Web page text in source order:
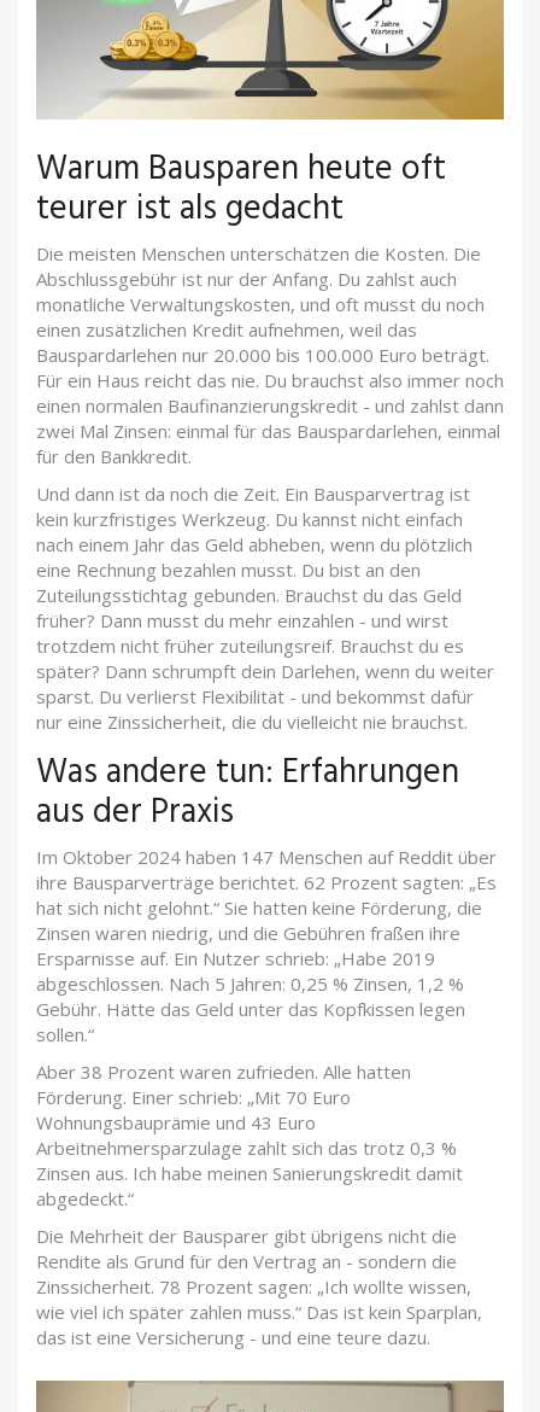
Warum Bausparen heute oft
teurer ist als gedacht
Die meisten Menschen unterschätzen die Kosten. Die
Abschlussgebühr ist nur der Anfang. Du zahlst auch
monatliche Verwaltungskosten, und oft musst du noch
einen zusätzlichen Kredit aufnehmen, weil das
Bauspardarlehen nur 20.000 bis 100.000 Euro beträgt.
Für ein Haus reicht das nie. Du brauchst also immer noch
einen normalen Baufinanzierungskredit - und zahlst dann
zwei Mal Zinsen: einmal für das Bauspardarlehen, einmal
für den Bankkredit.
Und dann ist da noch die Zeit. Ein Bausparvertrag ist
kein kurzfristiges Werkzeug. Du kannst nicht einfach
nach einem Jahr das Geld abheben, wenn du plötzlich
eine Rechnung bezahlen musst. Du bist an den
Zuteilungsstichtag gebunden. Brauchst du das Geld
früher? Dann musst du mehr einzahlen - und wirst
trotzdem nicht früher zuteilungsreif. Brauchst du es
später? Dann schrumpft dein Darlehen, wenn du weiter
sparst. Du verlierst Flexibilität - und bekommst dafür
nur eine Zinssicherheit, die du vielleicht nie brauchst.
Was andere tun: Erfahrungen
aus der Praxis
Im Oktober 2024 haben 147 Menschen auf Reddit über
ihre Bausparverträge berichtet. 62 Prozent sagten: „Es
hat sich nicht gelohnt.“ Sie hatten keine Förderung, die
Zinsen waren niedrig, und die Gebühren fraßen ihre
Ersparnisse auf. Ein Nutzer schrieb: „Habe 2019
abgeschlossen. Nach 5 Jahren: 0,25 % Zinsen, 1,2 %
Gebühr. Hätte das Geld unter das Kopfkissen legen
sollen.“
Aber 38 Prozent waren zufrieden. Alle hatten
Förderung. Einer schrieb: „Mit 70 Euro
Wohnungsbauprämie und 43 Euro
Arbeitnehmersparzulage zahlt sich das trotz 0,3 %
Zinsen aus. Ich habe meinen Sanierungskredit damit
abgedeckt.“
Die Mehrheit der Bausparer gibt übrigens nicht die
Rendite als Grund für den Vertrag an - sondern die
Zinssicherheit. 78 Prozent sagen: „Ich wollte wissen,
wie viel ich später zahlen muss.“ Das ist kein Sparplan,
das ist eine Versicherung - und eine teure dazu.